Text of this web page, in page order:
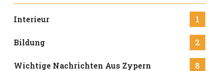
Interieur 1
Bildung 2
Wichtige Nachrichten Aus Zypern 8